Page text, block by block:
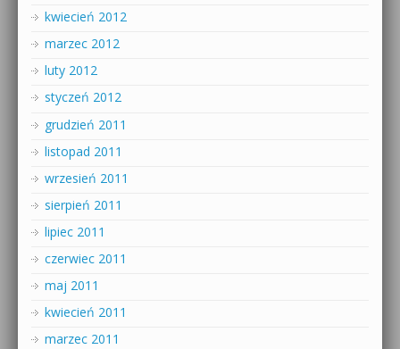
kwiecień 2012
marzec 2012
luty 2012
styczeń 2012
grudzień 2011
listopad 2011
wrzesień 2011
sierpień 2011
lipiec 2011
czerwiec 2011
maj 2011
kwiecień 2011
marzec 2011